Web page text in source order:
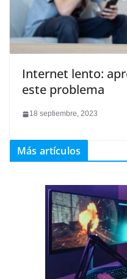
Internet lento:
este problema
18 septiembre, 2023
Más artículos